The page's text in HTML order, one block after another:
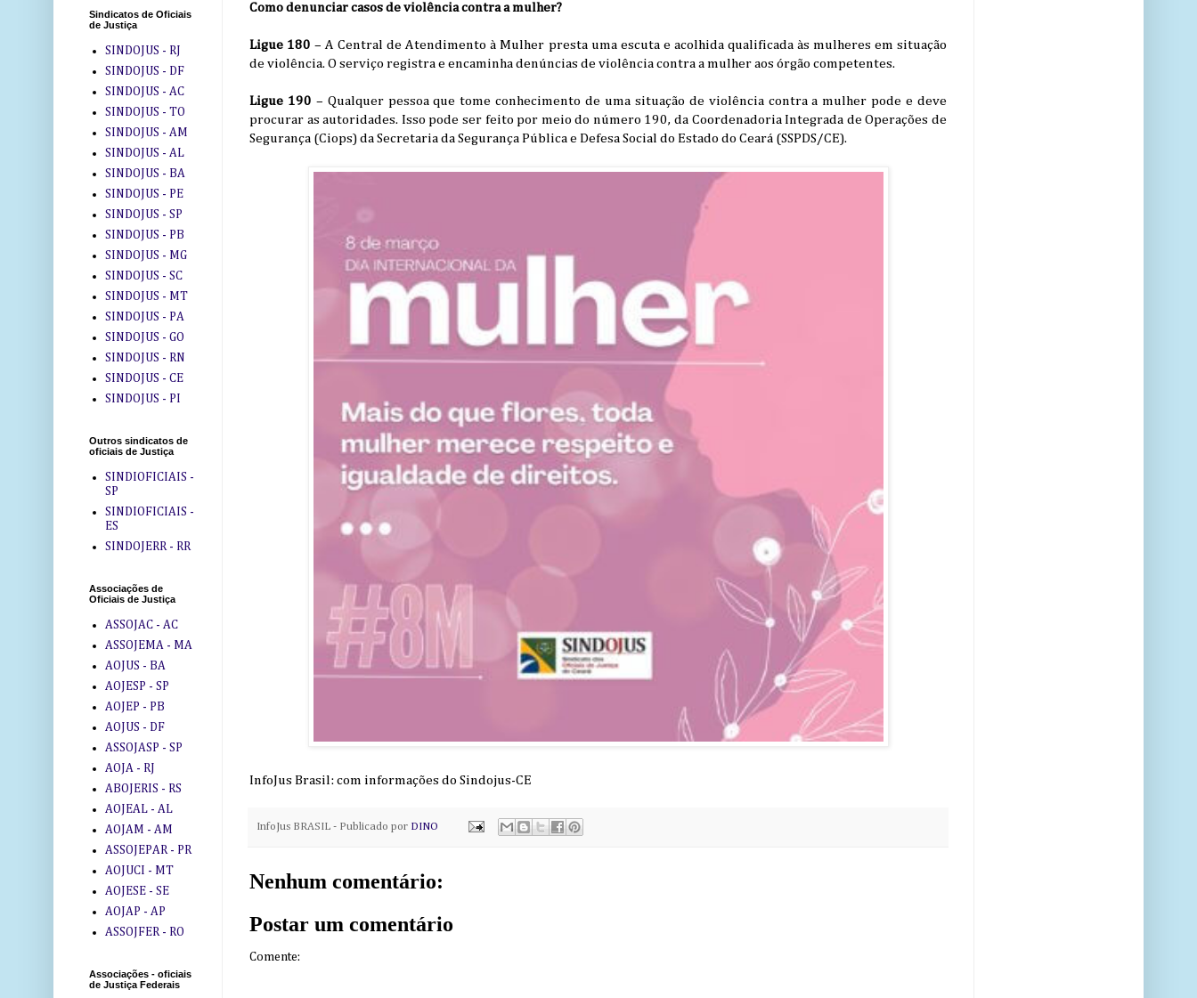
Como denunciar casos de violência contra a mulher?
Ligue 180 – A Central de Atendimento à Mulher presta uma escuta e acolhida qualificada às mulheres em situação
de violência. O serviço registra e encaminha denúncias de violência contra a mulher aos órgão competentes.
Ligue 190 – Qualquer pessoa que tome conhecimento de uma situação de violência contra a mulher pode e deve
procurar as autoridades. Isso pode ser feito por meio do número 190, da Coordenadoria Integrada de Operações de
Segurança (Ciops) da Secretaria da Segurança Pública e Defesa Social do Estado do Ceará (SSPDS/CE).
InfoJus Brasil: com informações do Sindojus-CE
InfoJus BRASIL - Publicado por DINO
Nenhum comentário:
Postar um comentário
Comente:
Sindicatos de Oficiais
de Justiça
SINDOJUS - RJ
SINDOJUS - DF
SINDOJUS - AC
SINDOJUS - TO
SINDOJUS - AM
SINDOJUS - AL
SINDOJUS - BA
SINDOJUS - PE
SINDOJUS - SP
SINDOJUS - PB
SINDOJUS - MG
SINDOJUS - SC
SINDOJUS - MT
SINDOJUS - PA
SINDOJUS - GO
SINDOJUS - RN
SINDOJUS - CE
SINDOJUS - PI
Outros sindicatos de
oficiais de Justiça
SINDIOFICIAIS -
SP
SINDIOFICIAIS -
ES
SINDOJERR - RR
Associações de
Oficiais de Justiça
ASSOJAC - AC
ASSOJEMA - MA
AOJUS - BA
AOJESP - SP
AOJEP - PB
AOJUS - DF
ASSOJASP - SP
AOJA - RJ
ABOJERIS - RS
AOJEAL - AL
AOJAM - AM
ASSOJEPAR - PR
AOJUCI - MT
AOJESE - SE
AOJAP - AP
ASSOJFER - RO
Associações - oficiais
de Justiça Federais